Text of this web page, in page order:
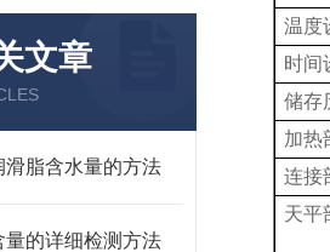
文章
滑脂含水量的方法
量的详细检测方法
温度
时间
储存
加热
连接
天平